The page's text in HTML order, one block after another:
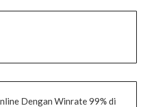
Dengan Winrate 99% di